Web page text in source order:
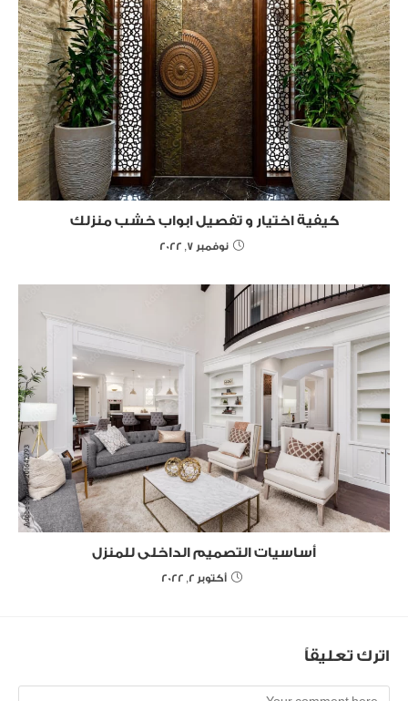
كيفية اختيار و تفصيل ابواب خشب منزلك
نوفمبر 7, 2022
أساسيات التصميم الداخلى للمنزل
أكتوبر 2, 2022
اترك تعليقاً